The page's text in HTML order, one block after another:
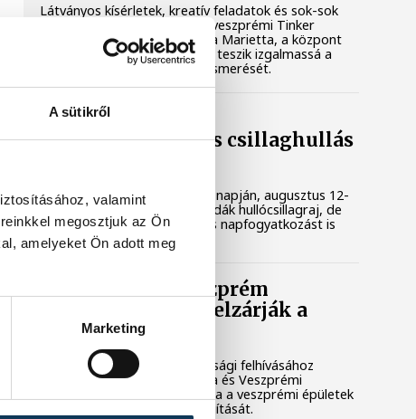
A sütikről
valamint
megosztjuk az Ön
amelyeket Ön adott meg
Marketing
Látványos kísérletek, kreatív feladatok és sok-sok
élmény várja a gyerekeket a veszprémi Tinker
Labsben. Videónkban Balassa Marietta, a központ
vezetője mutatja be, hogyan teszik izgalmassá a
természettudományok megismerését.
Augusztus 12-én
napfogyatkozás és csillaghullás
Az év legsűrűbb csillagászati napján, augusztus 12-
én éjjel tetőzik majd a Perseidák hullócsillagraj, de
ugyanezen a napon részleges napfogyatkozást is
meg lehet majd figyelni.
Lekapcsolják Veszprém
díszkivilágítását, elzárják a
szökőkutakat
A kormány energiatakarékossági felhívásához
csatlakozva Veszprém városa és Veszprémi
Főegyházmegye is lekapcsolta a veszprémi épületek
és nevezetességek díszkivilágítását.